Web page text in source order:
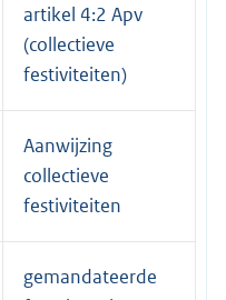
artikel 4:2 Apv
(collectieve
festiviteiten)
Aanwijzing
collectieve
festiviteiten
gemandateerde